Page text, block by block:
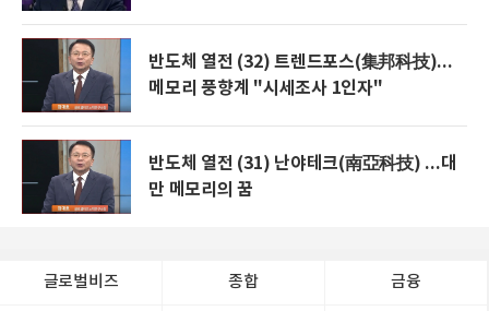
반도체 열전 (32) 트렌드포스(集邦科技)...
메모리 풍향계 "시세조사 1인자"
반도체 열전 (31) 난야테크(南亞科技) ...대
만 메모리의 꿈
글로벌비즈 종합 금융